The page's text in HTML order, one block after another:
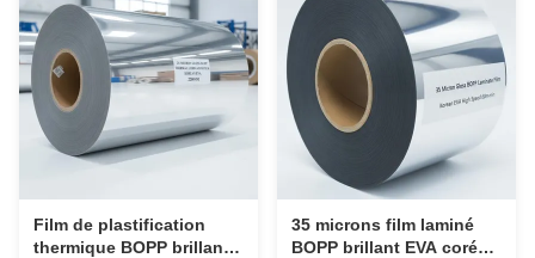
Film de plastification
thermique BOPP brillant
35 microns film laminé
BOPP brillant EVA coréen